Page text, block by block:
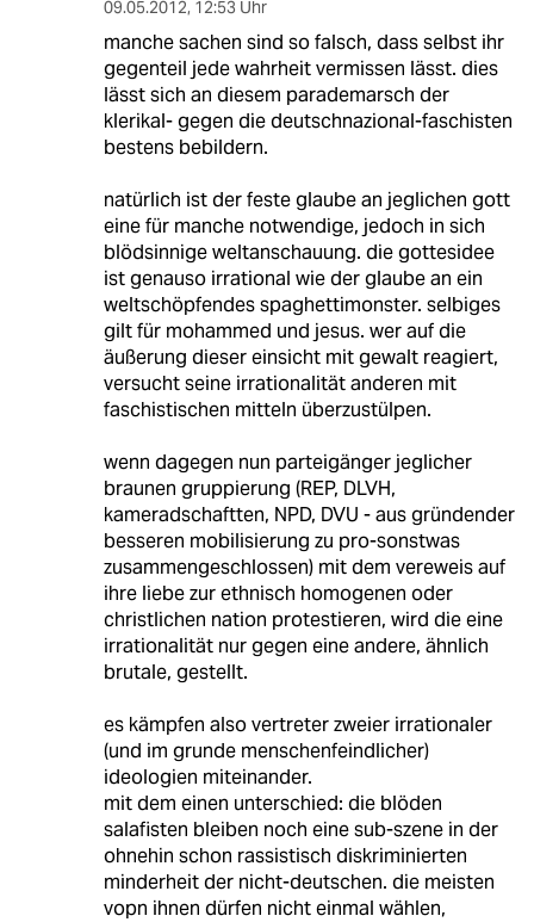
09.05.2012, 12:53 Uhr
manche sachen sind so falsch, dass selbst ihr
gegenteil jede wahrheit vermissen lässt. dies
lässt sich an diesem parademarsch der
klerikal- gegen die deutschnazional-faschisten
bestens bebildern.
natürlich ist der feste glaube an jeglichen gott
eine für manche notwendige, jedoch in sich
blödsinnige weltanschauung. die gottesidee
ist genauso irrational wie der glaube an ein
weltschöpfendes spaghettimonster. selbiges
gilt für mohammed und jesus. wer auf die
äußerung dieser einsicht mit gewalt reagiert,
versucht seine irrationalität anderen mit
faschistischen mitteln überzustülpen.
wenn dagegen nun parteigänger jeglicher
braunen gruppierung (REP, DLVH,
kameradschaftten, NPD, DVU - aus gründender
besseren mobilisierung zu pro-sonstwas
zusammengeschlossen) mit dem vereweis auf
ihre liebe zur ethnisch homogenen oder
christlichen nation protestieren, wird die eine
irrationalität nur gegen eine andere, ähnlich
brutale, gestellt.
es kämpfen also vertreter zweier irrationaler
(und im grunde menschenfeindlicher)
ideologien miteinander.
mit dem einen unterschied: die blöden
salafisten bleiben noch eine sub-szene in der
ohnehin schon rassistisch diskriminierten
minderheit der nicht-deutschen. die meisten
vopn ihnen dürfen nicht einmal wählen,